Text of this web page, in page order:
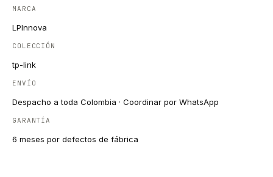
MARCA
LPInnova
COLECCIÓN
tp-link
ENVÍO
Despacho a toda Colombia · Coordinar por WhatsApp
GARANTÍA
6 meses por defectos de fábrica